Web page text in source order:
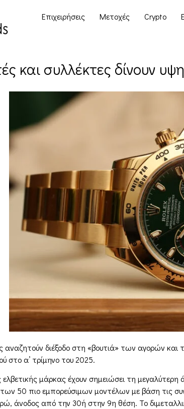
Επιχειρήσεις Μετοχές Crypto
και συλλέκτες δίνουν
αναζητούν διέξοδο στη «βουτιά» των αγορών
στο α’ τρίμηνο του 2025.
μάρκας έχουν σημειώσει τη
50 πιο εμπορεύσιμων μοντέλων με βάση τις
άνοδος από την 30ή στην 9η θέση. Το